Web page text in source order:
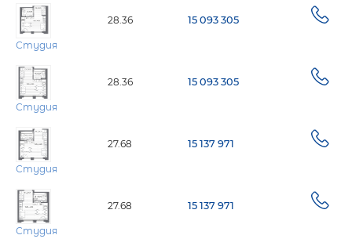
Студия
28.36 15 093 305
Студия
28.36 15 093 305
Студия
27.68 15 137 971
Студия
27.68 15 137 971